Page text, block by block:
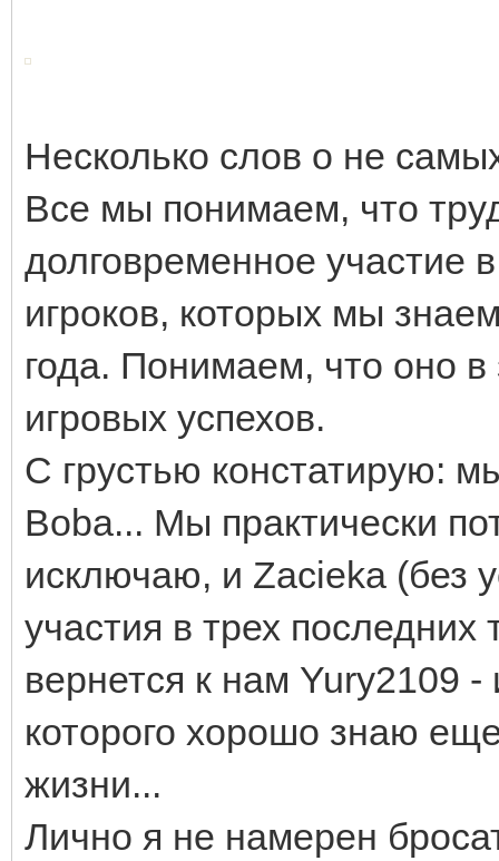
Несколько слов о не
Все мы понимаем, что
долговременное участие
игроков, которых мы
года. Понимаем, что оно в
игровых успехов.
С грустью констатирую:
Boba... Мы практически
исключаю, и Zacieka (без
участия в трех
вернется к нам Yury2109
которого хорошо знаю
жизни...
Лично я не намерен